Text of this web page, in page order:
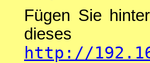
Fügen Sie
http://